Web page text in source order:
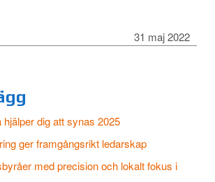
31 maj 2022
dig att synas 2025
ger framgångsrikt ledarskap
med precision och lokalt fokus i